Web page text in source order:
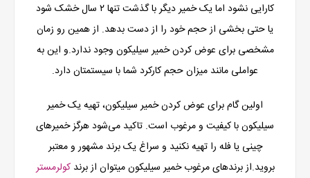
کارایی نشود اما یک خمیر دیگر با گذشت تنها ۲ سال خشک شود
یا حتی بخشی از حجم خود را از دست بدهد. از همین رو زمان
مشخصی برای عوض کردن خمیر سیلیکون وجود ندارد.و این به
عواملی مانند میزان حجم کارکرد شما با سیستمتان دارد.
اولین گام برای عوض کردن خمیر سیلیکون، تهیه یک خمیر
سیلیکون با کیفیت و مرغوب است. تاکید می‌شود هرگز خمیرهای
چینی یا فله را تهیه نکنید و سراغ یک برند مشهور و معتبر
بروید.از برندهای مرغوب خمیر سیلیکون میتوان از برندکولرمستر